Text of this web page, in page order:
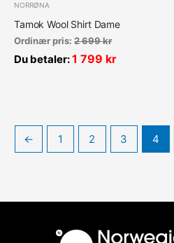
NORRØNA
Tamok Wool Shirt Dame
Ordinær pris: 2 699kr
Du betaler:1 799 kr
← 1 2 3 4